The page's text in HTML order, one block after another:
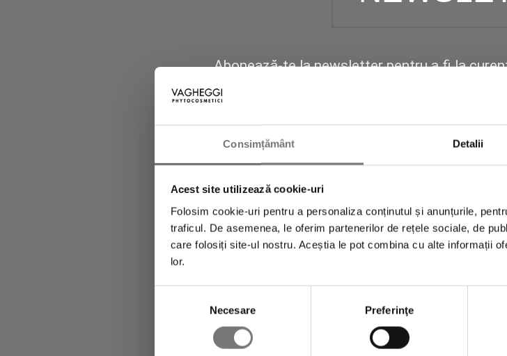
Consimțământ Detalii
Acest site utilizează cookie-uri
Folosim cookie-uri pentru a personaliza conținutul și anunțurile,
traficul. De asemenea, le oferim partenerilor de rețele sociale, de
care folosiți site-ul nostru. Aceștia le pot combina cu alte informații
lor.
consimțământului
Necesare Preferinţe
Abonează-te la newsletter pentru a fi la
folosești la
Autorizez prelucrarea datelor